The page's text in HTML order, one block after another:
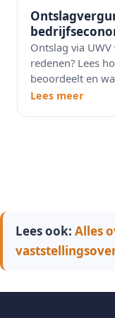
Ontslag via
redenen? Lees
beoordeelt en
Lees meer
Lees ook: Alles